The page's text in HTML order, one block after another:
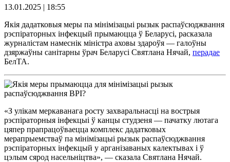
13.01.2025 | 18:55
Якія дадатковыя меры па мінімізацыі рызык распаўсюджвання
рэспіраторных інфекцый прымаюцца ў Беларусі, расказала
журналістам намеснік міністра аховы здароўя — галоўны
дзяржаўны санітарны ўрач Беларусі Святлана Нячай, перадае
БелТА.
«З улікам меркаванага росту захваральнасці на вострыя
рэспіраторныя інфекцыі ў канцы студзеня — пачатку лютага
цяпер прапрацоўваецца комплекс дадатковых
мерапрыемстваў па мінімізацыі рызык распаўсюджвання
рэспіраторных інфекцый у арганізаваных калектывах і ў
цэлым сярод насельніцтва», — сказала Святлана Нячай.